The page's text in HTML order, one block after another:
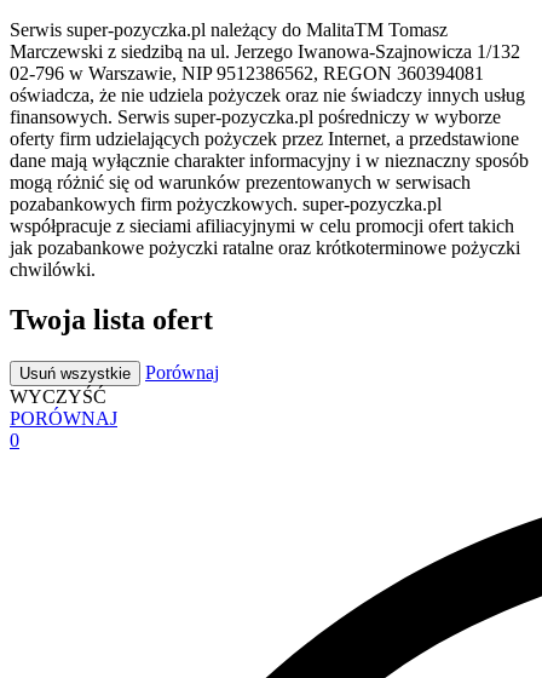
Serwis super-pozyczka.pl należący do MalitaTM Tomasz
Marczewski z siedzibą na ul. Jerzego Iwanowa-Szajnowicza 1/132
02-796 w Warszawie, NIP 9512386562, REGON 360394081
oświadcza, że nie udziela pożyczek oraz nie świadczy innych usług
finansowych. Serwis super-pozyczka.pl pośredniczy w wyborze
oferty firm udzielających pożyczek przez Internet, a przedstawione
dane mają wyłącznie charakter informacyjny i w nieznaczny sposób
mogą różnić się od warunków prezentowanych w serwisach
pozabankowych firm pożyczkowych. super-pozyczka.pl
współpracuje z sieciami afiliacyjnymi w celu promocji ofert takich
jak pozabankowe pożyczki ratalne oraz krótkoterminowe pożyczki
chwilówki.
Twoja lista ofert
Usuń wszystkie
Porównaj
WYCZYŚĆ
PORÓWNAJ
0